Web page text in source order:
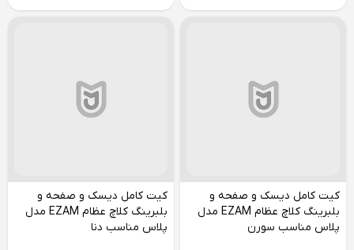
کیت کامل دیسک و صفحه و
بلبرینگ کلاچ عظام EZAM مدل
پلاس مناسب سورن
کیت کامل دیسک و صفحه و
بلبرینگ کلاچ عظام EZAM مدل
پلاس مناسب دنا